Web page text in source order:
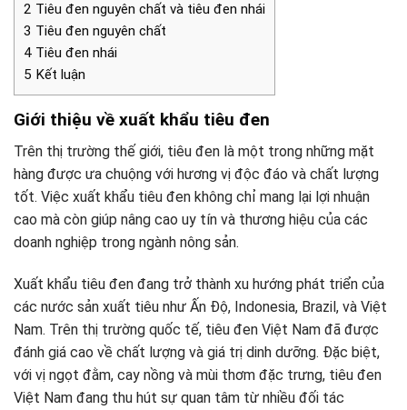
2 Tiêu đen nguyên chất và tiêu đen nhái
3 Tiêu đen nguyên chất
4 Tiêu đen nhái
5 Kết luận
Giới thiệu về xuất khẩu tiêu đen
Trên thị trường thế giới, tiêu đen là một trong những mặt
hàng được ưa chuộng với hương vị độc đáo và chất lượng
tốt. Việc xuất khẩu tiêu đen không chỉ mang lại lợi nhuận
cao mà còn giúp nâng cao uy tín và thương hiệu của các
doanh nghiệp trong ngành nông sản.
Xuất khẩu tiêu đen đang trở thành xu hướng phát triển của
các nước sản xuất tiêu như Ấn Độ, Indonesia, Brazil, và Việt
Nam. Trên thị trường quốc tế, tiêu đen Việt Nam đã được
đánh giá cao về chất lượng và giá trị dinh dưỡng. Đặc biệt,
với vị ngọt đằm, cay nồng và mùi thơm đặc trưng, tiêu đen
Việt Nam đang thu hút sự quan tâm từ nhiều đối tác